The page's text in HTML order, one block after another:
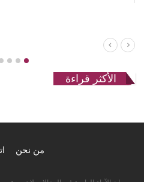
الأكثر قراءة
من نحن